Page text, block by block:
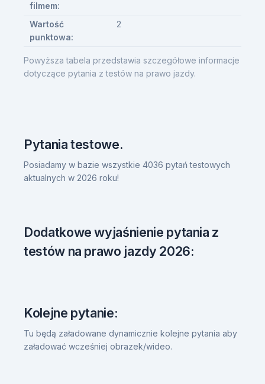
Powyższa tabela przedstawia szczegółowe informacje
dotyczące pytania z testów na prawo jazdy.
filmem:
Wartość
punktowa:
2
Pytania testowe.
Posiadamy w bazie wszystkie 4036 pytań testowych
aktualnych w 2026 roku!
Dodatkowe wyjaśnienie pytania z
testów na prawo jazdy 2026:
Kolejne pytanie:
Tu będą załadowane dynamicznie kolejne pytania aby
załadować wcześniej obrazek/wideo.